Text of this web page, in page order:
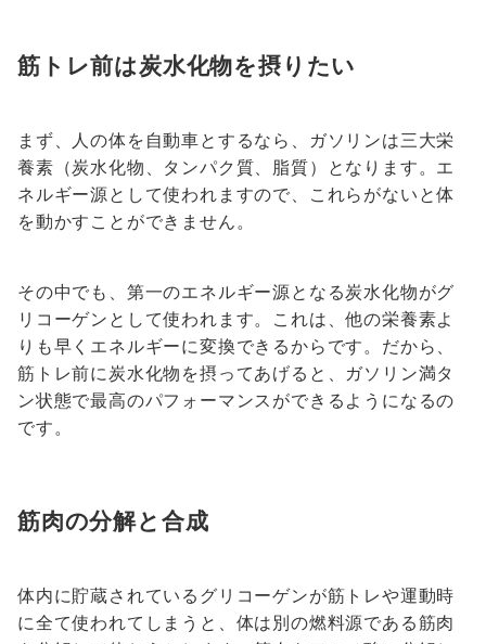
筋トレ前は炭水化物を摂りたい
まず、人の体を自動車とするなら、ガソリンは三大栄
養素（炭水化物、タンパク質、脂質）となります。エ
ネルギー源として使われますので、これらがないと体
を動かすことができません。
その中でも、第一のエネルギー源となる炭水化物がグ
リコーゲンとして使われます。これは、他の栄養素よ
りも早くエネルギーに変換できるからです。だから、
筋トレ前に炭水化物を摂ってあげると、ガソリン満タ
ン状態で最高のパフォーマンスができるようになるの
です。
筋肉の分解と合成
体内に貯蔵されているグリコーゲンが筋トレや運動時
に全て使われてしまうと、体は別の燃料源である筋肉